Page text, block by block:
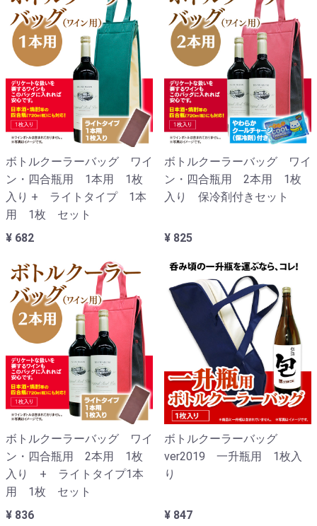
ボトルクーラーバッグ ワイ
ン・四合瓶用 1本用 1枚
入り + ライトタイプ 1本
用 1枚 セット
¥ 682
ボトルクーラーバッグ ワイ
ン・四合瓶用 2本用 1枚
入り 保冷剤付きセット
¥ 825
ボトルクーラーバッグ ワイ
ン・四合瓶用 2本用 1枚
入り + ライトタイプ1本
用 1枚 セット
¥ 836
ボトルクーラーバッグ
ver2019 一升瓶用 1枚入
り
¥ 847